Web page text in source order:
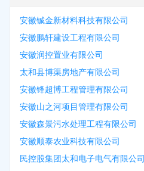
安徽铖金新材料科技有限公司
安徽鹏轩建设工程有限公司
安徽润控置业有限公司
太和县博渠房地产有限公司
安徽锋超博工程管理有限公司
安徽山之河项目管理有限公司
安徽森景污水处理工程有限公司
安徽顺泰农业科技有限公司
民控股集团太和电子电气有限公司